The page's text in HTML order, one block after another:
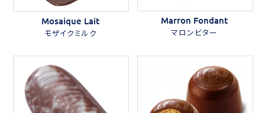
Mosaique Lait
モザイクミルク
Marron Fondant
マロンビター